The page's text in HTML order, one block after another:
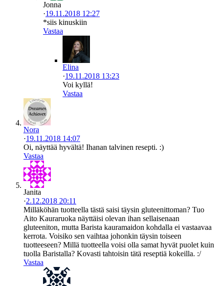
Jonna
·19.11.2018 12:27
*siis kinuskiin
Vastaa
Elina
·19.11.2018 13:23
Voi kyllä!
Vastaa
Nora
·19.11.2018 14:07
Oi, näyttää hyvältä! Ihanan talvinen resepti. :)
Vastaa
Janita
·2.12.2018 20:11
Milläköhän tuotteella tästä saisi täysin gluteenittoman? Tuo
Aito Kauraruoka näyttäisi olevan ihan sellaisenaan
gluteeniton, mutta Barista kauramaidon kohdalla ei vastaavaa
kerrota. Voisiko sen vaihtaa johonkin täysin toiseen
tuotteeseen? Millä tuotteella voisi olla samat hyvät puolet kuin
tuolla Baristalla? Kovasti tahtoisin tätä reseptiä kokeilla. :/
Vastaa